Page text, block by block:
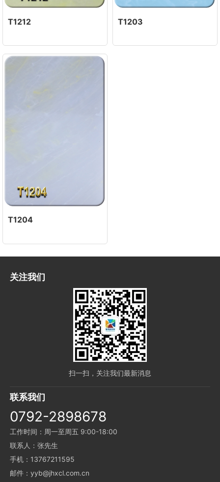
T1212 T1203
T1204
关注我们
扫一扫，关注我们最新消息
联系我们
0792-2898678
工作时间：周一至周五 9:00-18:00
联系人：张先生
手机：13767211595
邮件：yyb@jhxcl.com.cn